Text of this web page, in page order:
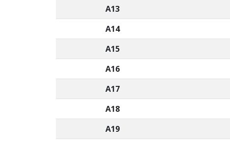
A13
A14
A15
A16
A17
A18
A19